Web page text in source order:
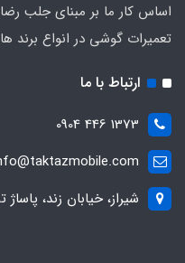
اساس کار ما بر مبنای جلب
تعمیرات گوشی در انواع
ارتباط با ما
1373 446 0904
شیراز، خیابان زند، پاساژ تماشا،